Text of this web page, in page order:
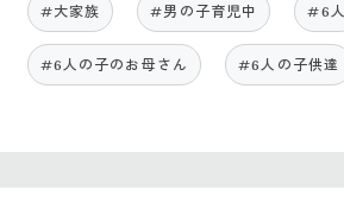
#大家族 #男の子育児中 #6人
#6人の子のお母さん #6人の子供達